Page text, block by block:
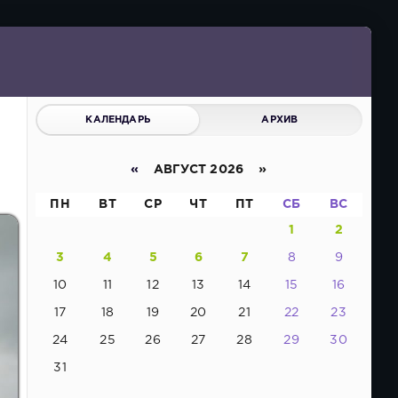
КАЛЕНДАРЬ АРХИВ
« АВГУСТ 2026 »
ПН ВТ СР ЧТ ПТ СБ ВС
1 2
3 4 5 6 7 8 9
10 11 12 13 14 15 16
17 18 19 20 21 22 23
24 25 26 27 28 29 30
31